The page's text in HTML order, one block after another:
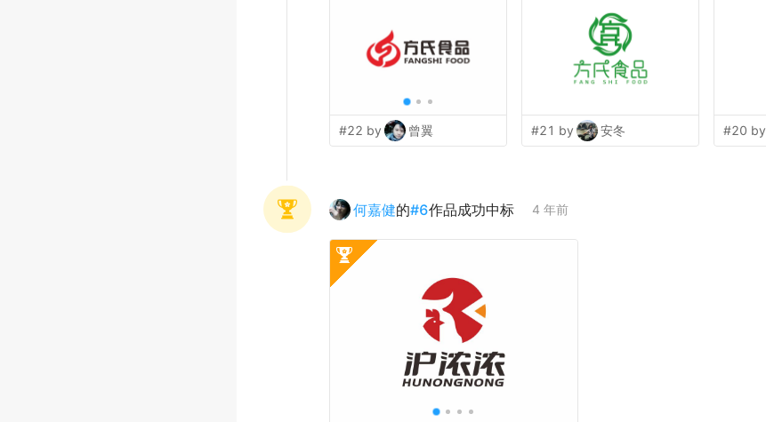
#22 by 曾翼 #21 by 安冬 #20 by
何嘉健的#6作品成功中标 4 年前